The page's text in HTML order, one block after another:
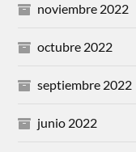
noviembre 2022
octubre 2022
septiembre 2022
junio 2022